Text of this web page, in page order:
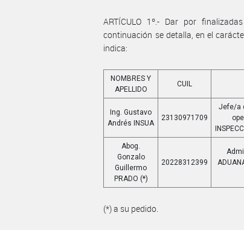
ARTÍCULO 1º.- Dar por
continuación se detalla, en el
indica:
NOMBRES Y
APELLIDO
CUIL
Ing. Gustavo
Andrés INSUA
23130971709
Jefe/a
Abog.
Gonzalo
Guillermo
PRADO (*)
20228312399
(*) a su pedido.